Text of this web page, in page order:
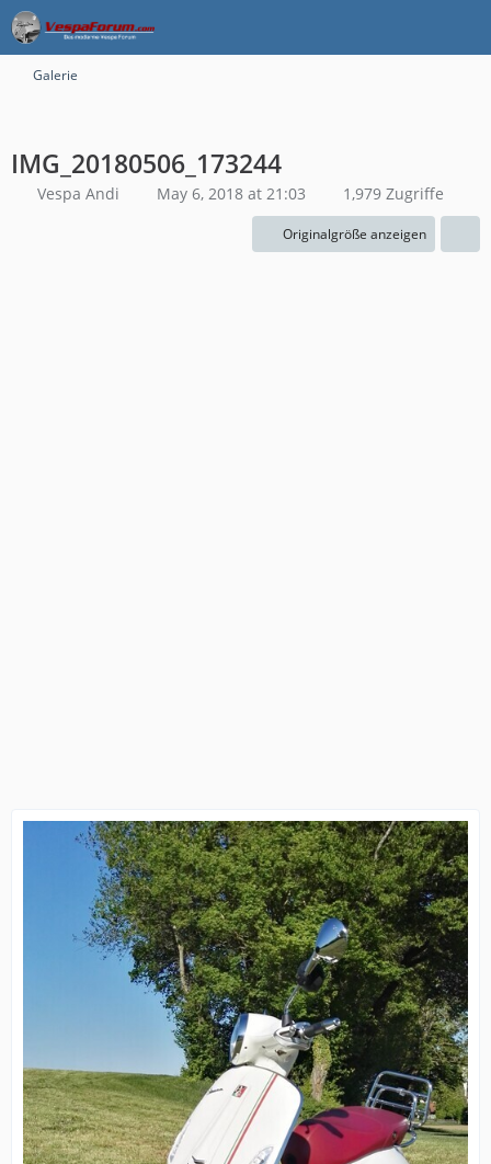
Galerie
IMG_20180506_173244
Vespa Andi May 6, 2018 at 21:03 1,979 Zugriffe
Originalgröße anzeigen